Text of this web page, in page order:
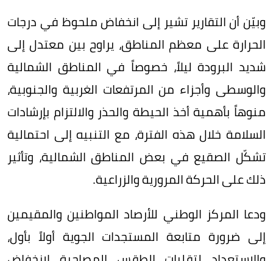
وبيّن أن التقارير تشير إلى انخفاض ملحوظ في درجات
الحرارة على معظم المناطق، يراوح بين معتدل إلى
شديد البرودة ليلاً، خصوصاً في المناطق الشمالية
والوسطى وأجزاء من المرتفعات الغربية والجنوبية،
منوهاً بأهمية أخذ الحيطة والحذر والالتزام بإرشادات
السلامة خلال هذه الفترة، مع التنبيه إلى احتمالية
تشكّل الصقيع في بعض المناطق الشمالية، وتأثير
ذلك على الحركة المرورية والزراعية.
ودعا المركز الوطني للأرصاد المواطنين والمقيمين
إلى ضرورة متابعة المستجدات الجوية أولاً بأول،